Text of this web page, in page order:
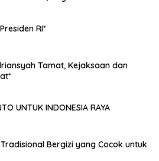
RI*
Tamat, Kejaksaan dan
UNTUK INDONESIA RAYA
Bergizi yang Cocok untuk